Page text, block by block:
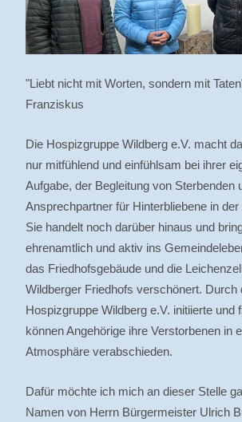
"Liebt nicht mit Worten, sondern mit
Franziskus
Die Hospizgruppe Wildberg e.V. macht
nur mitfühlend und einfühlsam bei ihrer
Aufgabe, der Begleitung von Sterbenden
Ansprechpartner für Hinterbliebene in der
Sie handelt noch darüber hinaus und
ehrenamtlich und aktiv ins
das Friedhofsgebäude und die
Wildberger Friedhofs verschönert. Durch
Hospizgruppe Wildberg e.V. initiierte und
können Angehörige ihre Verstorbenen in
Atmosphäre verabschieden.
Dafür möchte ich mich an dieser Stelle
Namen von Herrn Bürgermeister Ulrich